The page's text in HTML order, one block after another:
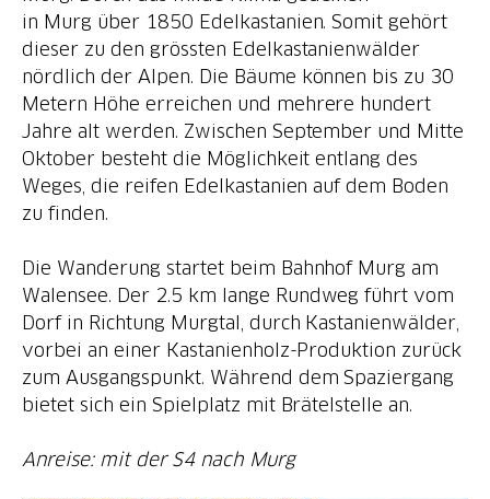
in Murg über 1850 Edelkastanien. Somit gehört
dieser zu den grössten Edelkastanienwälder
nördlich der Alpen. Die Bäume können bis zu 30
Metern Höhe erreichen und mehrere hundert
Jahre alt werden. Zwischen September und Mitte
Oktober besteht die Möglichkeit entlang des
Weges, die reifen Edelkastanien auf dem Boden
zu finden.
Die Wanderung startet beim Bahnhof Murg am
Walensee. Der 2.5 km lange Rundweg führt vom
Dorf in Richtung Murgtal, durch Kastanienwälder,
vorbei an einer Kastanienholz-Produktion zurück
zum Ausgangspunkt. Während dem Spaziergang
bietet sich ein Spielplatz mit Brätelstelle an.
Anreise: mit der S4 nach Murg